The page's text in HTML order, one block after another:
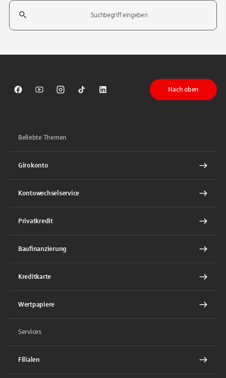
Suchfeld
Sparkasse auf Facebook
Sparkasse auf Youtube
Sparkasse auf Instagram
Sparkasse auf TikTok
Sparkasse auf LinkedIn
Nach oben
Beliebte Themen
Girokonto
Kontowechselservice
Privatkredit
Baufinanzierung
Kreditkarte
Wertpapiere
Services
Filialen